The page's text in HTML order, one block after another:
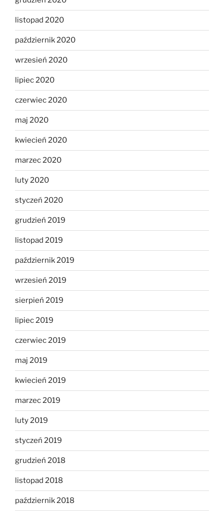
listopad 2020
październik 2020
wrzesień 2020
lipiec 2020
czerwiec 2020
maj 2020
kwiecień 2020
marzec 2020
luty 2020
styczeń 2020
grudzień 2019
listopad 2019
październik 2019
wrzesień 2019
sierpień 2019
lipiec 2019
czerwiec 2019
maj 2019
kwiecień 2019
marzec 2019
luty 2019
styczeń 2019
grudzień 2018
listopad 2018
październik 2018